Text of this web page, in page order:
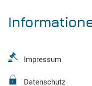
Impressum
Datenschutz